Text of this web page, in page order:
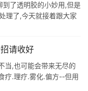
了透明胶的小妙用,但是
理了,今天就接着跟大家
请收好
当,也可能会带来无尽的
疗.理疗.雾化.偏方--但用